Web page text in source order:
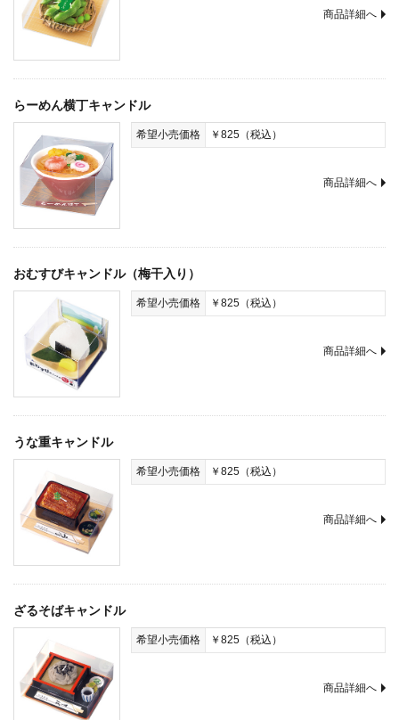
商品詳細へ
らーめん横丁キャンドル
希望小売価格 ￥825（税込）
商品詳細へ
おむすびキャンドル（梅干入り）
希望小売価格 ￥825（税込）
商品詳細へ
うな重キャンドル
希望小売価格 ￥825（税込）
商品詳細へ
ざるそばキャンドル
希望小売価格 ￥825（税込）
商品詳細へ